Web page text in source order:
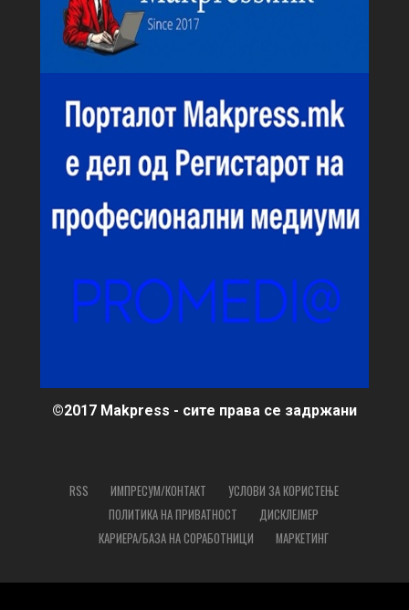
©2017 Makpress - сите права се задржани
RSS ИМПРЕСУМ/КОНТАКТ
УСЛОВИ ЗА КОРИСТЕЊЕ
ПОЛИТИКА НА ПРИВАТНОСТ
ДИСКЛЕЈМЕР
КАРИЕРА/БАЗА НА СОРАБОТНИЦИ
МАРКЕТИНГ